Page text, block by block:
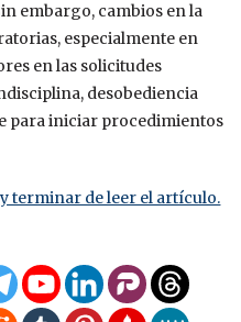
embargo, cambios en la
especialmente en
en las solicitudes
desobediencia
para iniciar procedimientos
terminar de leer el artículo.